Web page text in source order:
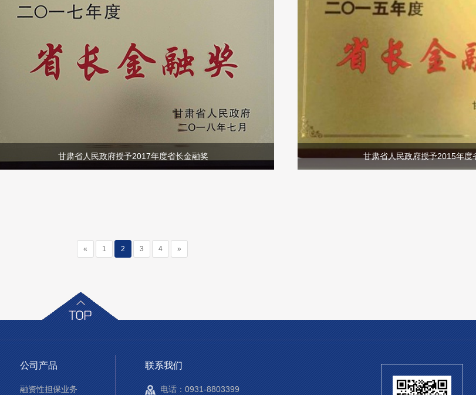
甘肃省人民政府授予2017年度省长金融奖 甘肃省人民政府授予2015年度
« 1 2 3 4 »
公司产品
融资性担保业务
联系我们
电话：0931-8803399